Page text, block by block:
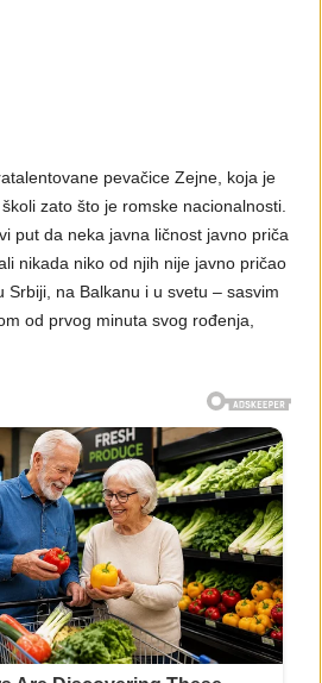
pevačice Zejne, koja je
zato što je romske nacionalnosti.
put da neka javna ličnost javno priča
nikada niko od njih nije javno pričao
na Balkanu i u svetu – sasvim
od prvog minuta svog rođenja,